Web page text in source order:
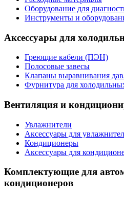
Оборудование для
Инструменты и
Аксессуары для
Греющие кабели (ПЭН)
Полосовые завесы
Клапаны выравнивания
Фурнитура для
Вентиляция и
Увлажнители
Аксессуары для
Кондиционеры
Аксессуары для
Комплектующие для
кондиционеров